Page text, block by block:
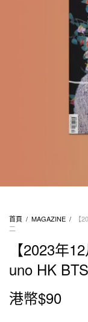
首頁 / MAGAZINE /
【
二
【2023年
uno HK
港幣$90